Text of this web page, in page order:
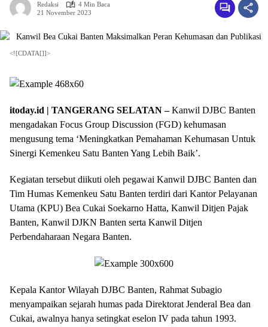
Redaksi
4 Min Baca
21 November 2023
<![CDATA[]]>
itoday.id | TANGERANG SELATAN –Kanwil DJBC Banten
mengadakan Focus Group Discussion (FGD) kehumasan
mengusung tema ‘Meningkatkan Pemahaman Kehumasan Untuk
Sinergi Kemenkeu Satu Banten Yang Lebih Baik’.
Kegiatan tersebut diikuti oleh pegawai Kanwil DJBC Banten dan
Tim Humas Kemenkeu Satu Banten terdiri dari Kantor Pelayanan
Utama (KPU) Bea Cukai Soekarno Hatta, Kanwil Ditjen Pajak
Banten, Kanwil DJKN Banten serta Kanwil Ditjen
Perbendaharaan Negara Banten.
Kepala Kantor Wilayah DJBC Banten, Rahmat Subagio
menyampaikan sejarah humas pada Direktorat Jenderal Bea dan
Cukai, awalnya hanya setingkat eselon IV pada tahun 1993.